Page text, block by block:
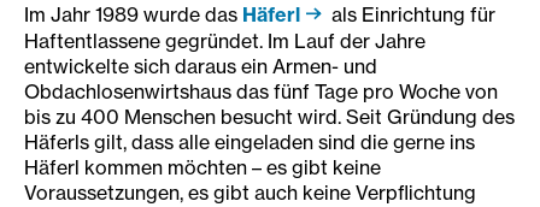
Im Jahr 1989 wurde das Häferl
als Einrichtung für
Haftentlassene gegründet. Im Lauf der Jahre
entwickelte sich daraus ein Armen- und
Obdachlosenwirtshaus das fünf Tage pro Woche von
bis zu 400 Menschen besucht wird. Seit Gründung des
Häferls gilt, dass alle eingeladen sind die gerne ins
Häferl kommen möchten – es gibt keine
Voraussetzungen, es gibt auch keine Verpflichtung